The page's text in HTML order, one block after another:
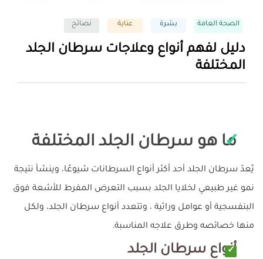
الصحة العامة بشرة عناية نصائح
دليل لفهم أنواع وعلاجات سرطان الجلد
المختلفة
ما هو سرطان الجلد المختلفة
يُعدّ سرطان الجلد أحد أكثر أنواع السرطانات شيوعًا، وينشأ نتيجة
نمو غير طبيعي لخلايا الجلد بسبب التعرض المفرط للأشعة فوق
البنفسجية أو عوامل وراثية ، وتتعدد أنواع سرطان الجلد، ولكل
منها خصائصه وطرق علاجه المناسبة.
أنواع سرطان الجلد